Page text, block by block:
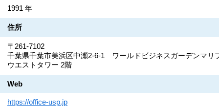
1991 年
住所
〒261-7102
千葉県千葉市美浜区中瀬2-6-1 ワールドビジネスガーデンマリ
ウエストタワー 2階
Web
https://office-usp.jp